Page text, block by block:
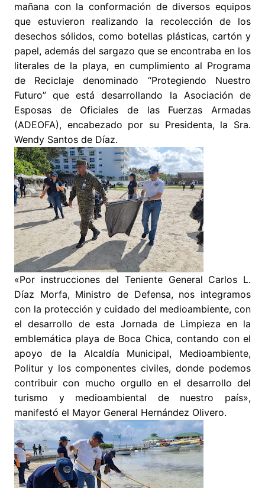
mañana con la conformación de diversos equipos
que estuvieron realizando la recolección de los
desechos sólidos, como botellas plásticas, cartón y
papel, además del sargazo que se encontraba en los
literales de la playa, en cumplimiento al Programa
de Reciclaje denominado “Protegiendo Nuestro
Futuro” que está desarrollando la Asociación de
Esposas de Oficiales de las Fuerzas Armadas
(ADEOFA), encabezado por su Presidenta, la Sra.
Wendy Santos de Díaz.
«Por instrucciones del Teniente General Carlos L.
Díaz Morfa, Ministro de Defensa, nos integramos
con la protección y cuidado del medioambiente, con
el desarrollo de esta Jornada de Limpieza en la
emblemática playa de Boca Chica, contando con el
apoyo de la Alcaldía Municipal, Medioambiente,
Politur y los componentes civiles, donde podemos
contribuir con mucho orgullo en el desarrollo del
turismo y medioambiental de nuestro país»,
manifestó el Mayor General Hernández Olivero.